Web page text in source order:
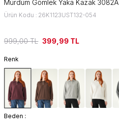
Mürdüm Gömlek Yaka Kazak 3082A
Ürün Kodu : 26K1123UST132-054
999,00TL 399,99 TL
Renk
Beden :